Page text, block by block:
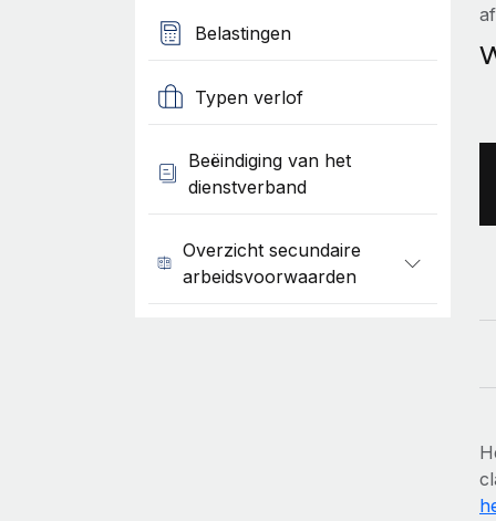
Belastingen
Typen verlof
Beëindiging van het
dienstverband
Overzicht secundaire
arbeidsvoorwaarden